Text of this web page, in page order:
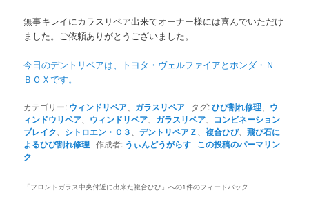
無事キレイにカラスリペア出来てオーナー様には喜んでいただけ
ました。ご依頼ありがとうございました。
今日のデントリペアは、トヨタ・ヴェルファイアとホンダ・Ｎ
ＢＯＸです。
カテゴリー: ウィンドリペア、 ガラスリペア タグ:ひび割れ修理、 ウ
ィンドウリペア、 ウィンドリペア、 ガラスリペア、 コンビネーション
ブレイク、 シトロエン・Ｃ３、デントリペアＺ、複合ひび、飛び石に
よるひび割れ修理 作成者: うぃんどうがらす この投稿のパーマリン
ク
「フロントガラス中央付近に出来た複合ひび 」への1件のフィードバック